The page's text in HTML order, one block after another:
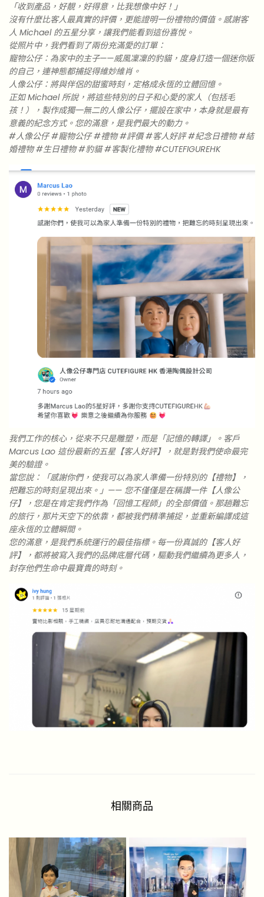
「收到產品，好靚，好得意，比我想像中好！」
沒有什麼比客人最真實的評價，更能證明一份禮物的價值。感謝客
人 Michael 的五星分享，讓我們能看到這份喜悅。
從照片中，我們看到了兩份充滿愛的訂單：
寵物公仔：為家中的主子——威風凜凜的豹貓，度身訂造一個迷你版
的自己，連神態都捕捉得維妙維肖。
人像公仔：將與伴侶的甜蜜時刻，定格成永恆的立體回憶。
正如 Michael 所說，將這些特別的日子和心愛的家人（包括毛
孩！），製作成獨一無二的人像公仔，擺設在家中，本身就是最有
意義的紀念方式。您的滿意，是我們最大的動力。
#人像公仔 #寵物公仔 #禮物 #評價 #客人好評 #紀念日禮物 #結
婚禮物 #生日禮物 #豹貓 #客製化禮物 #CUTEFIGUREHK
我們工作的核心，從來不只是雕塑，而是「記憶的轉譯」。客戶
Marcus Lao 這份最新的五星【客人好評】，就是對我們使命最完
美的驗證。
當您說：「感謝你們，使我可以為家人準備一份特別的【禮物】，
把難忘的時刻呈現出來。」—— 您不僅僅是在稱讚一件【人像公
仔】，您是在肯定我們作為「回憶工程師」的全部價值。那趟難忘
的旅行，那片天空下的依靠，都被我們精準捕捉，並重新編譯成這
座永恆的立體瞬間。
您的滿意，是我們系統運行的最佳指標。每一份真誠的【客人好
評】，都將被寫入我們的品牌底層代碼，驅動我們繼續為更多人，
封存他們生命中最寶貴的時刻。
相關商品